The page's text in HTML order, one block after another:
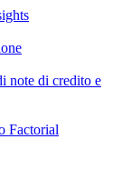
note di credito e
Factorial